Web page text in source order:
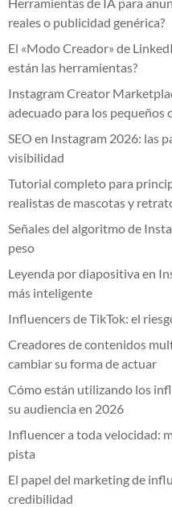
reales o publicidad genérica?
El «Modo Creador» de
están las herramientas?
Instagram Creator
adecuado para los pequeños
SEO en Instagram 2026: las
visibilidad
Tutorial completo para
realistas de mascotas y
Señales del algoritmo de
peso
Leyenda por diapositiva en
más inteligente
Influencers de TikTok: el
Creadores de contenidos
cambiar su forma de actuar
Cómo están utilizando los
su audiencia en 2026
Influencer a toda velocidad:
pista
El papel del marketing de
credibilidad